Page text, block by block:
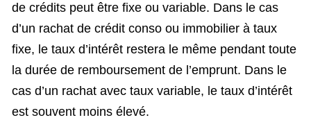
de crédits peut être fixe ou variable. Dans le cas
d’un rachat de crédit conso ou immobilier à taux
fixe, le taux d’intérêt restera le même pendant toute
la durée de remboursement de l’emprunt. Dans le
cas d’un rachat avec taux variable, le taux d’intérêt
est souvent moins élevé.